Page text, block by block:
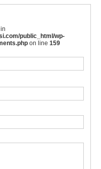
public_html/wp-
on line 159